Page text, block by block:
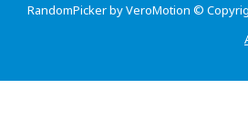
RandomPicker by VeroMotion ©